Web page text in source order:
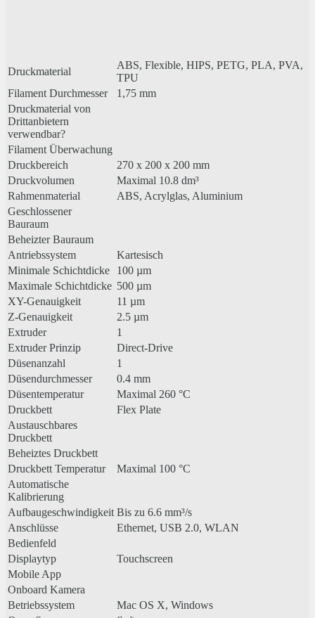
Druckmaterial
ABS, Flexible, HIPS, PETG, PLA, PVA,
TPU
Filament Durchmesser
1,75 mm
Druckmaterial von
Drittanbietern
verwendbar?
Filament Überwachung
Druckbereich
270 x 200 x 200 mm
Druckvolumen
Maximal 10.8 dm³
Rahmenmaterial
ABS, Acrylglas, Aluminium
Geschlossener
Bauraum
Beheizter Bauraum
Antriebssystem
Kartesisch
Minimale Schichtdicke
100 µm
Maximale Schichtdicke 500 µm
XY-Genauigkeit
11 µm
Z-Genauigkeit
2.5 µm
Extruder
1
Extruder Prinzip
Direct-Drive
Düsenanzahl
1
Düsendurchmesser
0.4 mm
Düsentemperatur
Maximal 260 °C
Druckbett
Flex Plate
Austauschbares
Druckbett
Beheiztes Druckbett
Druckbett Temperatur
Maximal 100 °C
Automatische
Kalibrierung
Aufbaugeschwindigkeit Bis zu 6.6 mm³/s
Anschlüsse
Ethernet, USB 2.0, WLAN
Bedienfeld
Displaytyp
Touchscreen
Mobile App
Onboard Kamera
Betriebssystem
Mac OS X, Windows